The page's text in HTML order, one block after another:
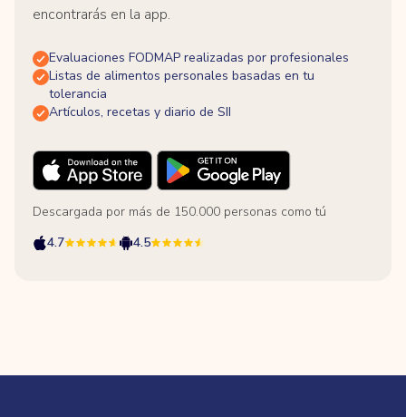
encontrarás en la app.
Evaluaciones FODMAP realizadas por profesionales
Listas de alimentos personales basadas en tu
tolerancia
Artículos, recetas y diario de SII
Descargada por más de 150.000 personas como tú
4.7
4.5